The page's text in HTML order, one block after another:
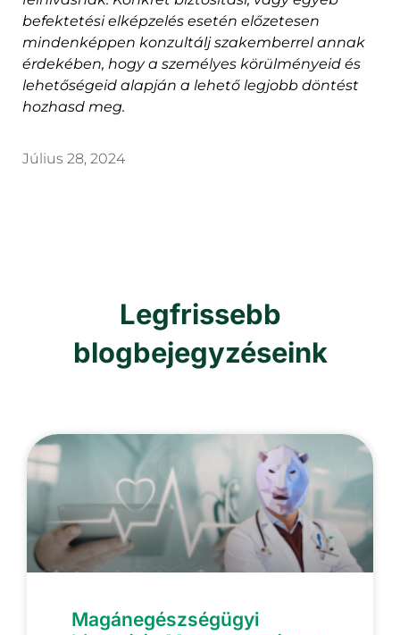
befektetési elképzelés esetén előzetesen
mindenképpen konzultálj szakemberrel annak
érdekében, hogy a személyes körülményeid és
lehetőségeid alapján a lehető legjobb döntést
hozhasd meg.
Július 28, 2024
Legfrissebb
blogbejegyzéseink
Magánegészségügyi